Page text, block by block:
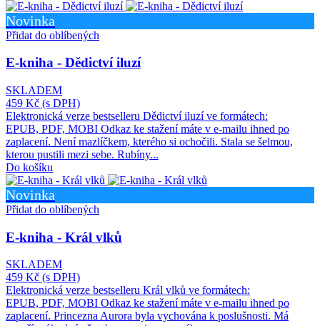
Novinka
Přidat do oblíbených
E-kniha - Dědictví iluzí
SKLADEM
459 Kč (s DPH)
Elektronická verze bestselleru Dědictví iluzí ve formátech:
EPUB, PDF, MOBI Odkaz ke stažení máte v e-mailu ihned po
zaplacení. Není mazlíčkem, kterého si ochočili. Stala se šelmou,
kterou pustili mezi sebe. Rubíny...
Do košíku
Novinka
Přidat do oblíbených
E-kniha - Král vlků
SKLADEM
459 Kč (s DPH)
Elektronická verze bestselleru Král vlků ve formátech:
EPUB, PDF, MOBI Odkaz ke stažení máte v e-mailu ihned po
zaplacení. Princezna Aurora byla vychována k poslušnosti. Má